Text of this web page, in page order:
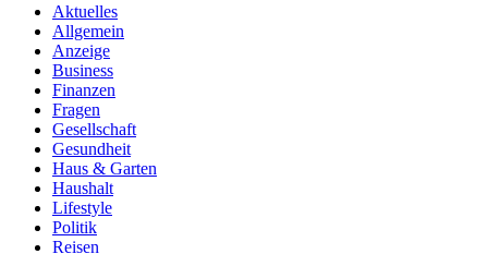
Aktuelles
Allgemein
Anzeige
Business
Finanzen
Fragen
Gesellschaft
Gesundheit
Haus & Garten
Haushalt
Lifestyle
Politik
Reisen